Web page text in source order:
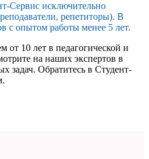
Сервис исключительно
репетиторы). В
с опытом работы менее 5 лет.
от 10 лет в педагогической и
на наших экспертов в
задач. Обратитесь в Студент-